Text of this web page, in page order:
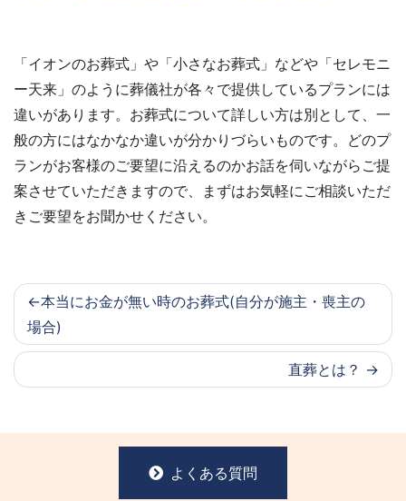
「イオンのお葬式」や「小さなお葬式」などや「セレモニ
ー天来」のように葬儀社が各々で提供しているプランには
違いがあります。お葬式について詳しい方は別として、一
般の方にはなかなか違いが分かりづらいものです。どのプ
ランがお客様のご要望に沿えるのかお話を伺いながらご提
案させていただきますので、まずはお気軽にご相談いただ
きご要望をお聞かせください。
本当にお金が無い時のお葬式(自分が施主・喪主の
場合)
直葬とは？
よくある質問